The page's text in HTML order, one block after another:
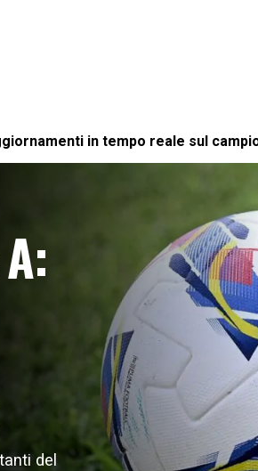
in tempo reale sul
del